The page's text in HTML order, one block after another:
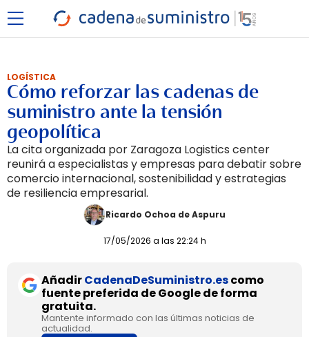
LOGÍSTICA
Cómo reforzar las cadenas de
suministro ante la tensión
geopolítica
La cita organizada por Zaragoza Logistics center
reunirá a especialistas y empresas para debatir sobre
comercio internacional, sostenibilidad y estrategias
de resiliencia empresarial.
Ricardo Ochoa de Aspuru
17/05/2026 a las 22:24 h
AñadirCadenaDeSuministro.escomo
fuente preferida de Google de forma
gratuita.
Mantente informado con las últimas noticias de
actualidad.